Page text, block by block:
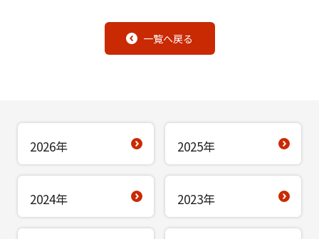
一覧へ戻る
2026年 2025年
2024年 2023年